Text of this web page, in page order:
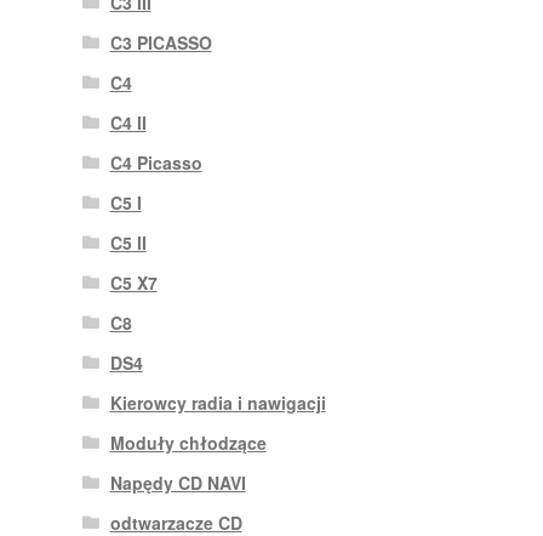
C3 PICASSO
C4
C4 II
C4 Picasso
C5 I
C5 II
C5 X7
C8
DS4
Kierowcy radia i nawigacji
Moduły chłodzące
Napędy CD NAVI
odtwarzacze CD